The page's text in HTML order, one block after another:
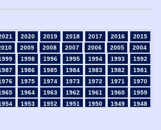
2020 2019 2018 2017 2016
2015
2009 2008 2007 2006 2005
2004
1998 1996 1995 1994 1993
1992
1986 1985 1984 1983 1982
1981
1975 1974 1973 1972 1971
1970
1964 1963 1962 1961 1960
1959
1953 1952 1951 1950 1949
1948